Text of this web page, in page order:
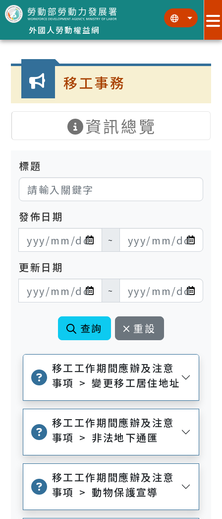
跳到主要內容區塊
外國人勞動權益網
::: :::
:::
移工事務
資訊總覽
標題
發佈日期
發布日期開始
~
發布日期結束
更新日期
更新日期開始
~
更新日期結束
查詢 重設
移工工作期間應辦及注意
事項 > 變更移工居住地址
移工工作期間應辦及注意
事項 > 非法地下通匯
移工工作期間應辦及注意
事項 > 動物保護宣導